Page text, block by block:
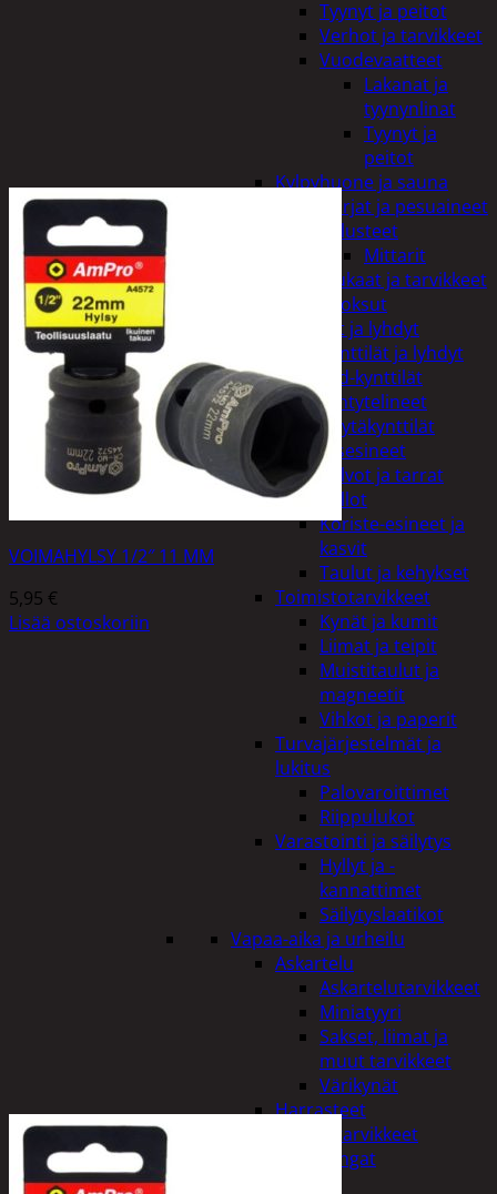
Tyynyt ja peitot
Verhot ja tarvikkeet
Vuodevaatteet
Lakanat ja
tyynynlinat
Tyynyt ja
peitot
Kylpyhuone ja sauna
Harjat ja pesuaineet
Kalusteet
Mittarit
Kiukaat ja tarvikkeet
Tuoksut
Kynttilät ja lyhdyt
Kynttilät ja lyhdyt
Led-kynttilät
Lyhtytelineet
Pöytäkynttilät
Sisustusesineet
Kalvot ja tarrat
Kellot
Koriste-esineet ja
kasvit
Taulut ja kehykset
Toimistotarvikkeet
Kynät ja kumit
Liimat ja teipit
Muistitaulut ja
magneetit
Vihkot ja paperit
Turvajärjestelmät ja
lukitus
Palovaroittimet
Riippulukot
Varastointi ja säilytys
Hyllyt ja -
kannattimet
Säilytyslaatikot
Vapaa-aika ja urheilu
Askartelu
Askartelutarvikkeet
Miniatyyri
Sakset, liimat ja
muut tarvikkeet
Värikynät
Harrasteet
Käsityötarvikkeet
Langat
VOIMAHYLSY 1/2″ 11 MM
5,95 €
Lisää ostoskoriin